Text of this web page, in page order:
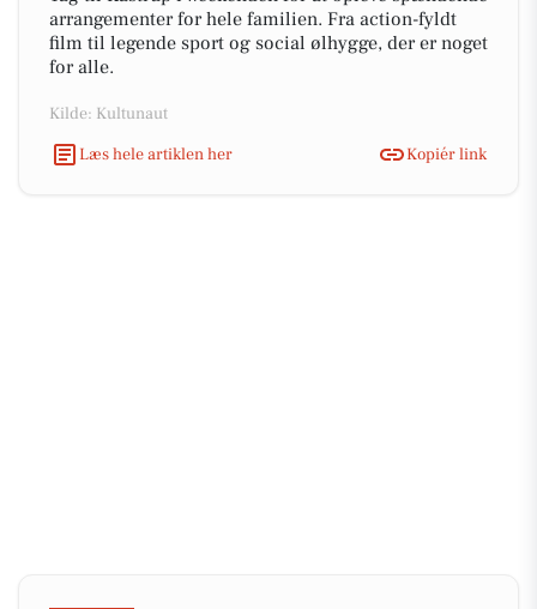
arrangementer for hele familien. Fra action-fyldt
film til legende sport og social ølhygge, der er noget
for alle.
Kilde: Kultunaut
Læs hele artiklen her
Kopiér link